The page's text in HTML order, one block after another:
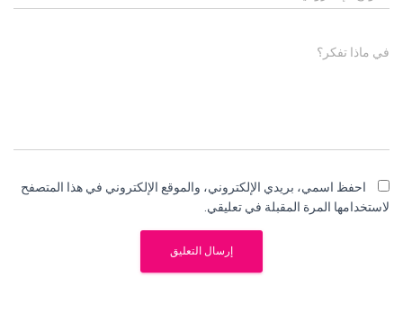
في ماذا تفكر؟
احفظ اسمي، بريدي الإلكتروني، والموقع الإلكتروني في هذا المتصفح
لاستخدامها المرة المقبلة في تعليقي.